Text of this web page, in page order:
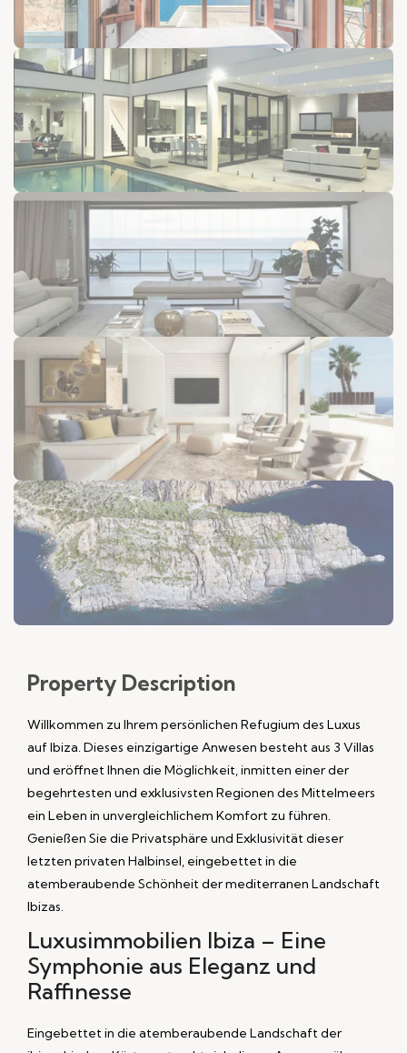
Property Description
Willkommen zu Ihrem persönlichen Refugium des Luxus
auf Ibiza. Dieses einzigartige Anwesen besteht aus 3 Villas
und eröffnet Ihnen die Möglichkeit, inmitten einer der
begehrtesten und exklusivsten Regionen des Mittelmeers
ein Leben in unvergleichlichem Komfort zu führen.
Genießen Sie die Privatsphäre und Exklusivität dieser
letzten privaten Halbinsel, eingebettet in die
atemberaubende Schönheit der mediterranen Landschaft
Ibizas.
Luxusimmobilien Ibiza – Eine
Symphonie aus Eleganz und
Raffinesse
Eingebettet in die atemberaubende Landschaft der